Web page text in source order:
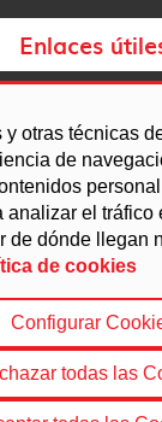
otras técnicas
de
analizar el tráfico
de dónde llegan
de cookies
Configurar
todas las
Enlaces
Agenda
Ordenanzas
y
Ayuntamiento
de Cookies